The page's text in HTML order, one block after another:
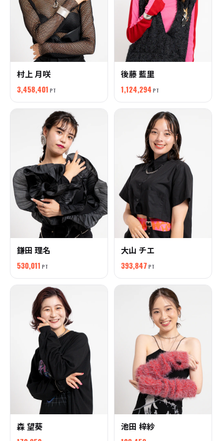
村上 月咲
3,458,401 PT
後藤 藍里
1,124,294 PT
鎌田 理名
530,011 PT
大山 チエ
393,847 PT
森 望葵 池田 梓紗